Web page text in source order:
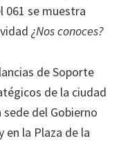
061 se muestra
¿Nos conoces?
de Soporte
de la ciudad
del Gobierno
la Plaza de la